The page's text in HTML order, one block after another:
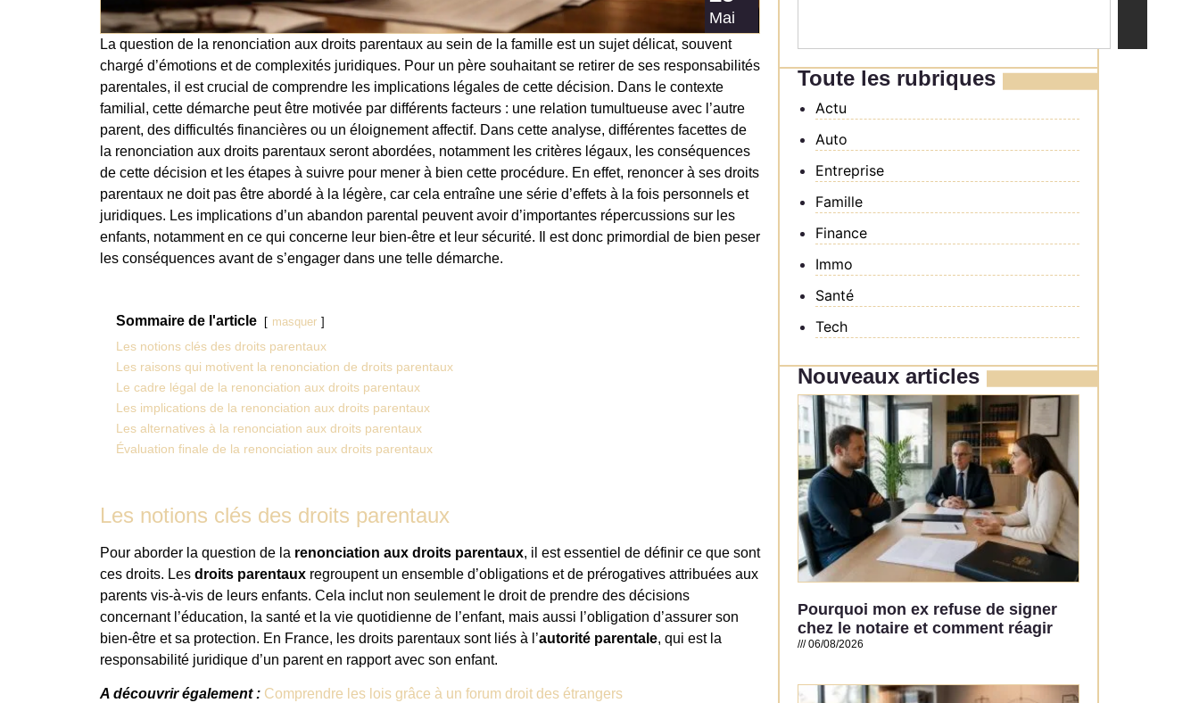
Mai
La question de la renonciation aux droits parentaux au sein de la famille est un sujet délicat, souvent
chargé d’émotions et de complexités juridiques. Pour un père souhaitant se retirer de ses responsabilités
parentales, il est crucial de comprendre les implications légales de cette décision. Dans le contexte
familial, cette démarche peut être motivée par différents facteurs : une relation tumultueuse avec l’autre
parent, des difficultés financières ou un éloignement affectif. Dans cette analyse, différentes facettes de
la renonciation aux droits parentaux seront abordées, notamment les critères légaux, les conséquences
de cette décision et les étapes à suivre pour mener à bien cette procédure. En effet, renoncer à ses droits
parentaux ne doit pas être abordé à la légère, car cela entraîne une série d’effets à la fois personnels et
juridiques. Les implications d’un abandon parental peuvent avoir d’importantes répercussions sur les
enfants, notamment en ce qui concerne leur bien-être et leur sécurité. Il est donc primordial de bien peser
les conséquences avant de s’engager dans une telle démarche.
Sommaire de l'article masquer
Les notions clés des droits parentaux
Les raisons qui motivent la renonciation de droits parentaux
Le cadre légal de la renonciation aux droits parentaux
Les implications de la renonciation aux droits parentaux
Les alternatives à la renonciation aux droits parentaux
Évaluation finale de la renonciation aux droits parentaux
Les notions clés des droits parentaux
Pour aborder la question de la renonciation aux droits parentaux, il est essentiel de définir ce que sont
ces droits. Les droits parentaux regroupent un ensemble d’obligations et de prérogatives attribuées aux
parents vis-à-vis de leurs enfants. Cela inclut non seulement le droit de prendre des décisions
concernant l’éducation, la santé et la vie quotidienne de l’enfant, mais aussi l’obligation d’assurer son
bien-être et sa protection. En France, les droits parentaux sont liés à l’autorité parentale, qui est la
responsabilité juridique d’un parent en rapport avec son enfant.
A découvrir également : Comprendre les lois grâce à un forum droit des étrangers
Toute les rubriques
Actu
Auto
Entreprise
Famille
Finance
Immo
Santé
Tech
Nouveaux articles
Pourquoi mon ex refuse de signer
chez le notaire et comment réagir
06/08/2026